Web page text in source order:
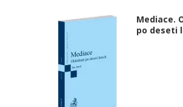
Mediace.
po deseti